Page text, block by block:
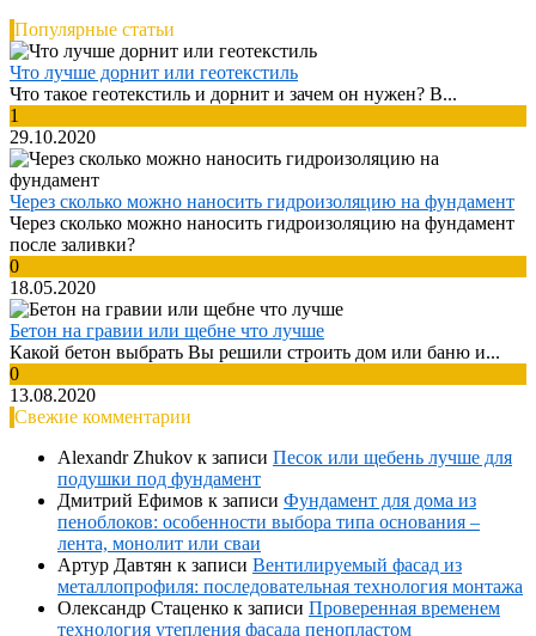
Популярные статьи
Что лучше дорнит или геотекстиль
Что такое геотекстиль и дорнит и зачем он нужен? В...
1
29.10.2020
Через сколько можно наносить гидроизоляцию на фундамент
Через сколько можно наносить гидроизоляцию на фундамент
после заливки?
0
18.05.2020
Бетон на гравии или щебне что лучше
Какой бетон выбрать Вы решили строить дом или баню и...
0
13.08.2020
Свежие комментарии
Alexandr Zhukov к записи Песок или щебень лучше для
подушки под фундамент
Дмитрий Ефимов к записи Фундамент для дома из
пеноблоков: особенности выбора типа основания –
лента, монолит или сваи
Артур Давтян к записи Вентилируемый фасад из
металлопрофиля: последовательная технология монтажа
Олександр Стаценко к записи Проверенная временем
технология утепления фасада пенопластом